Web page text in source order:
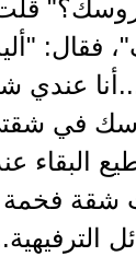
قلت
فقال:
عندي
في شقتي
البقاء
شقة فخمة